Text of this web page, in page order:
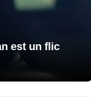
est un flic